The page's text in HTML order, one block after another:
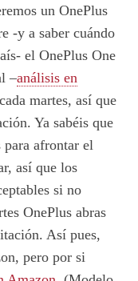
un OnePlus
-y a saber cuándo
el OnePlus One
–análisis en
martes, así que
Ya sabéis que
para afrontar el
así que los
si no
OnePlus abras
Así pues,
pero por si